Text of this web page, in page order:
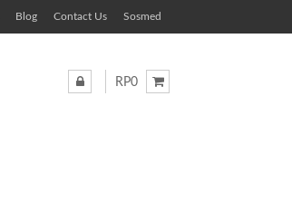
Blog Contact Us Sosmed
RP0